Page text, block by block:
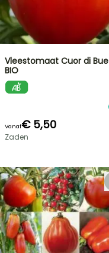
Vleestomaat Cuor di Bue
BIO
Vanaf€ 5,50
Zaden